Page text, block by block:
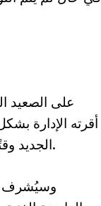
أقرته الإدارة
الجديد وقتًا كافيًا لإعداد المجموعة تحسبًا لانطلاقة البطولة المقررة في 8 سبتمبر المقبل.
وسيُشرف